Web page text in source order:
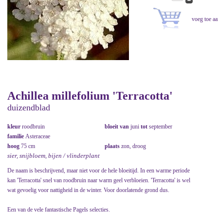
Achillea millefolium 'Terracotta'
duizendblad
kleur roodbruin bloeit van juni tot september
familie Asteraceae
hoog 75 cm plaats zon, droog
sier, snijbloem, bijen / vlinderplant
De naam is beschrijvend, maar niet voor de hele bloeitijd. In een warme periode
kan 'Terracotta' snel van roodbruin naar warm geel verbloeien. 'Terracotta' is wel
wat gevoelig voor nattigheid in de winter. Voor doorlatende grond dus.
Een van de vele fantastische Pagels selecties.